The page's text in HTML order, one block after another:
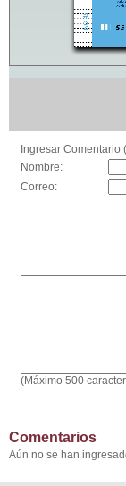
Ingresar
Nombre:
Correo:
(Máximo 500
Comentarios
Aún no se han